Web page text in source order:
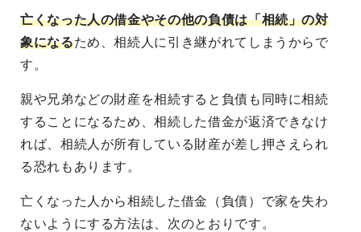
亡くなった人の借金やその他の負債は「相続」の対
象になるため、相続人に引き継がれてしまうからで
す。
親や兄弟などの財産を相続すると負債も同時に相続
することになるため、相続した借金が返済できなけ
れば、相続人が所有している財産が差し押さえられ
る恐れもあります。
亡くなった人から相続した借金（負債）で家を失わ
ないようにする方法は、次のとおりです。